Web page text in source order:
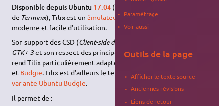
Disponible depuis Ubuntu 17.04 (précédemment sous le nom
de Terminix),Tilixest unémulateur de terminalavancé,
moderne et facile d'utilisation.
Son support des CSD (Client-side decoration
GTK+ 3et son respect des principes de l'ergonomie de GNOME
rend Tilix particulièrement adapté aux bureaux
et Budgie. Tilix est d'ailleurs le terminal par défaut de la
variante Ubuntu Budgie.
Il permet de :
Paramétrage
Voir aussi
Outils de la page
Afficher le texte source
Anciennes révisions
Liens de retour